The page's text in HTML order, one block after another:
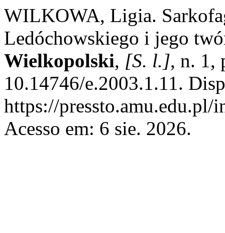
WILKOWA, Ligia.
Ledóchowskiego i jego
Wielkopolski, [S. l.], n. 1,
10.14746/e.2003.1.11.
https://
Acesso em: 6 sie. 2026.